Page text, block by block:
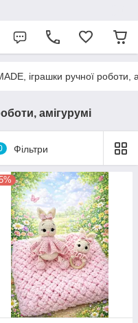
іграшки ручної роботи,
амігурумі
Фільтри